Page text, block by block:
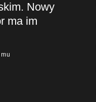
Nowy
ma im